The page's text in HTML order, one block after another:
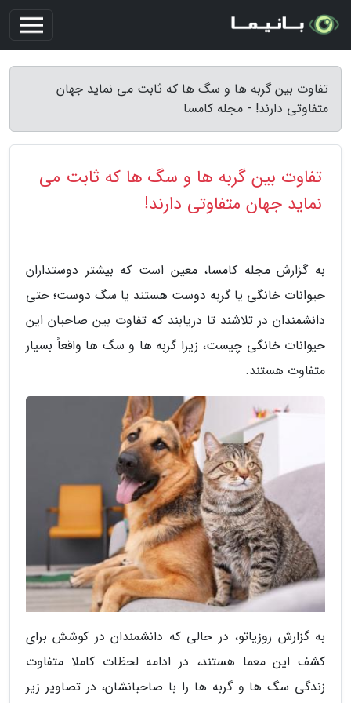
تفاوت بین گربه ها و سگ ها که ثابت می نماید جهان
متفاوتی دارند! - مجله کامسا
تفاوت بین گربه ها و سگ ها که ثابت می
نماید جهان متفاوتی دارند!
به گزارش مجله کامسا، معین است که بیشتر دوستداران
حیوانات خانگی یا گربه دوست هستند یا سگ دوست؛ حتی
دانشمندان در تلاشند تا دریابند که تفاوت بین صاحبان این
حیوانات خانگی چیست، زیرا گربه ها و سگ ها واقعاً بسیار
متفاوت هستند.
به گزارش روزیاتو، در حالی که دانشمندان در کوشش برای
کشف این معما هستند، در ادامه لحظات کاملا متفاوت
زندگی سگ ها و گربه ها را با صاحبانشان، در تصاویر زیر